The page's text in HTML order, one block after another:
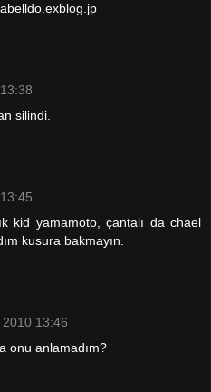
silindi.
kid yamamoto, çantalı da chael
kusura bakmayın.
13:46
onu anlamadım?